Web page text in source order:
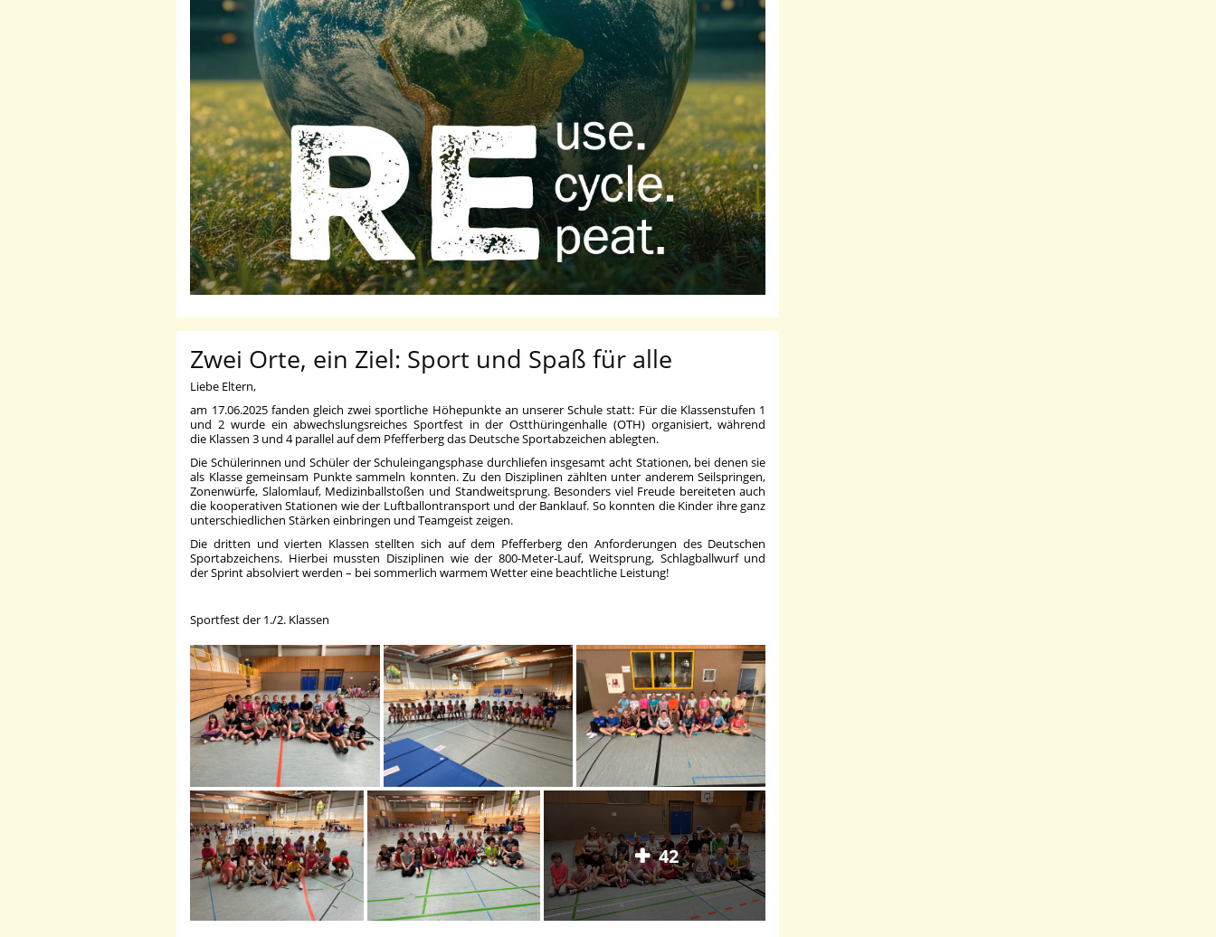
Zwei Orte, ein Ziel: Sport und Spaß für alle
Liebe Eltern,
am 17.06.2025 fanden gleich zwei sportliche Höhepunkte an unserer Schule statt: Für die Klassenstufen 1
und 2 wurde ein abwechslungsreiches Sportfest in der Ostthüringenhalle (OTH) organisiert, während
die Klassen 3 und 4 parallel auf dem Pfefferberg das Deutsche Sportabzeichen ablegten.
Die Schülerinnen und Schüler der Schuleingangsphase durchliefen insgesamt acht Stationen, bei denen sie
als Klasse gemeinsam Punkte sammeln konnten. Zu den Disziplinen zählten unter anderem Seilspringen,
Zonenwürfe, Slalomlauf, Medizinballstoßen und Standweitsprung. Besonders viel Freude bereiteten auch
die kooperativen Stationen wie der Luftballontransport und der Banklauf. So konnten die Kinder ihre ganz
unterschiedlichen Stärken einbringen und Teamgeist zeigen.
Die dritten und vierten Klassen stellten sich auf dem Pfefferberg den Anforderungen des Deutschen
Sportabzeichens. Hierbei mussten Disziplinen wie der 800-Meter-Lauf, Weitsprung, Schlagballwurf und
der Sprint absolviert werden – bei sommerlich warmem Wetter eine beachtliche Leistung!
Sportfest der 1./2. Klassen
42